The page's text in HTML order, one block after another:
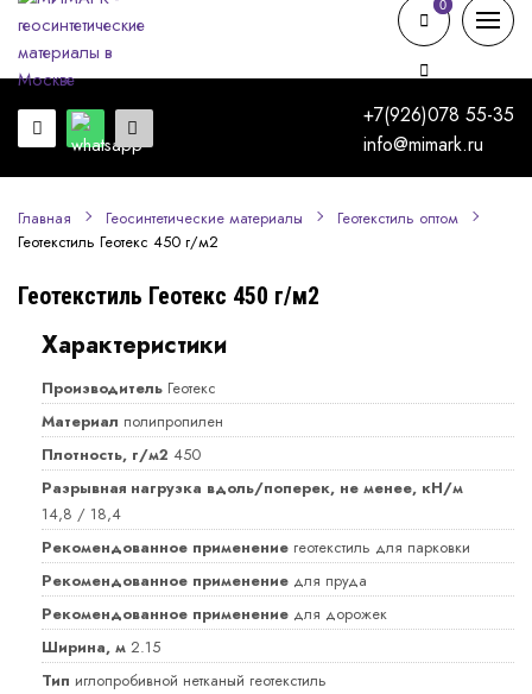
+7(926)078 55-35
info@mimark.ru
0
0
Главная Геосинтетические материалы Геотекстиль оптом
Геотекстиль Геотекс 450 г/м2
Геотекстиль Геотекс 450 г/м2
Характеристики
Производитель Геотекс
Материал полипропилен
Плотность, г/м2 450
Разрывная нагрузка вдоль/поперек, не менее, кН/м
14,8 / 18,4
Рекомендованное применение геотекстиль для парковки
Рекомендованное применение для пруда
Рекомендованное применение для дорожек
Ширина, м 2.15
Тип иглопробивной нетканый геотекстиль